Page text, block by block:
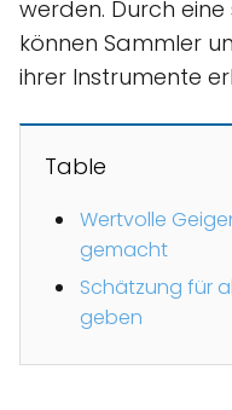
werden. Durch
können Sammler
ihrer Instrumente
Table
Wertvolle
gemacht
Schätzung für
geben